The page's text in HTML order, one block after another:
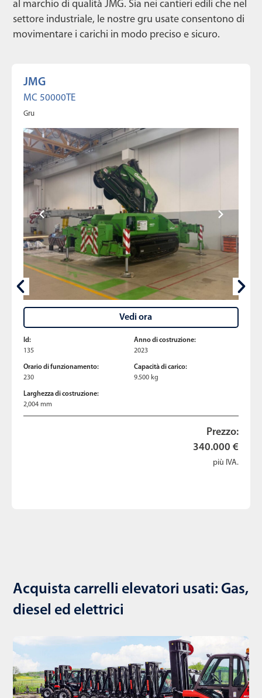
al marchio di qualità JMG. Sia nei cantieri edili che nel
settore industriale, le nostre gru usate consentono di
movimentare i carichi in modo preciso e sicuro.
JMG
MC 50000TE
Gru
Vedi ora
Id:
135
Anno di costruzione:
2023
Orario di funzionamento:
230
Capacità di carico:
9.500 kg
Larghezza di costruzione:
2,004 mm
Prezzo:
340.000 €
più IVA.
Acquista carrelli elevatori usati: Gas,
diesel ed elettrici